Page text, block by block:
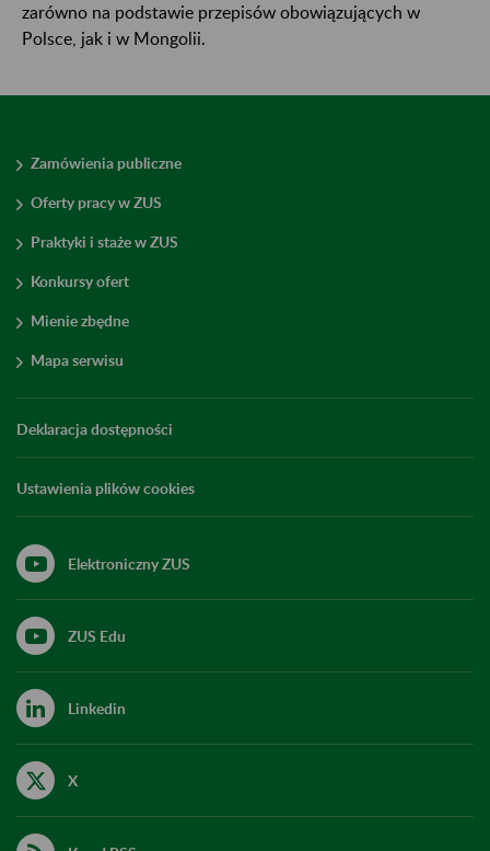
zarówno na podstawie przepisów obowiązujących w
Polsce, jak i w Mongolii.
Zamówienia publiczne
Oferty pracy w ZUS
Praktyki i staże w ZUS
Konkursy ofert
Mienie zbędne
Mapa serwisu
Deklaracja dostępności
Ustawienia plików cookies
Elektroniczny ZUS
ZUS Edu
Linkedin
X